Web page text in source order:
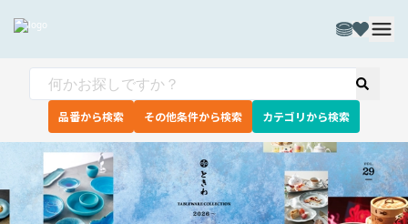
品番から検索 その他条件から検索 カテゴリから検索